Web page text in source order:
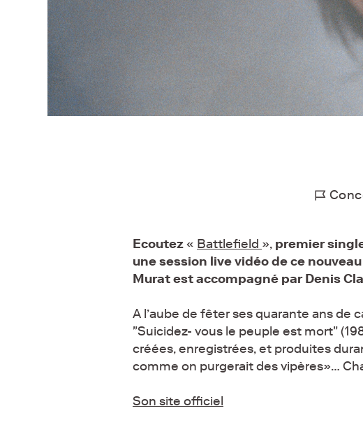
Ecoutez« Battlefield », premier
une session live vidéo de ce
Murat est accompagné par Denis
A l’aube de fêter ses quarante ans de
"Suicidez- vous le peuple est mort"
créées, enregistrées, et produites
comme on purgerait des vipères»…
Son site officiel